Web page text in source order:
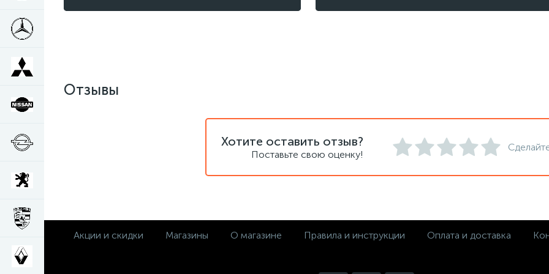
Отзывы
Хотите оставить отзыв?
Поставьте свою оценку!
Акции и скидки Магазины О магазине Правила и инструкции Оплата и доставка